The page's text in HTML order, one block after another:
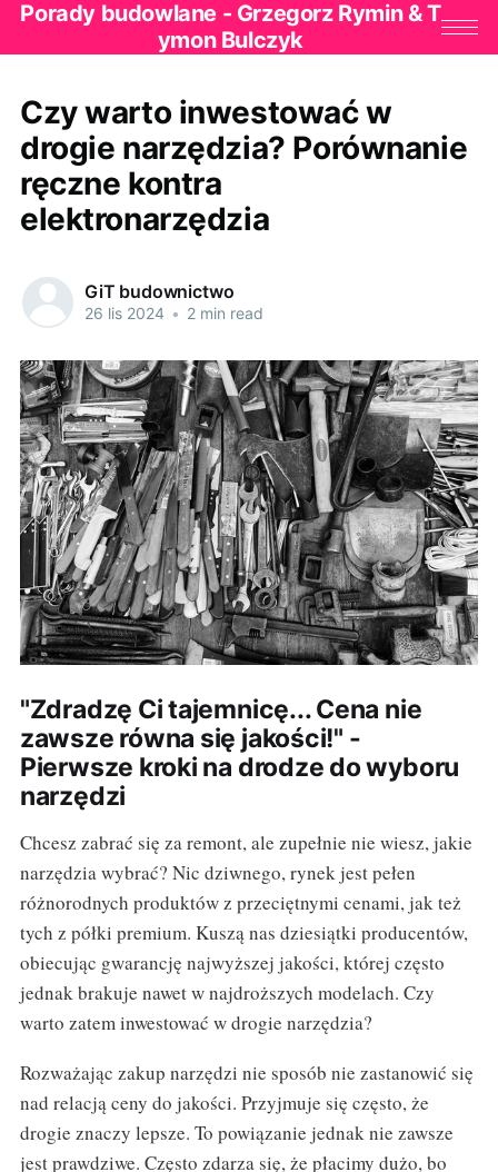
Porady budowlane - Grzegorz Rymin & T
ymon Bulczyk
Czy warto inwestować w
drogie narzędzia? Porównanie
ręczne kontra
elektronarzędzia
GiT budownictwo
26 lis 2024 • 2 min read
"Zdradzę Ci tajemnicę... Cena nie
zawsze równa się jakości!" -
Pierwsze kroki na drodze do wyboru
narzędzi
Chcesz zabrać się za remont, ale zupełnie nie wiesz, jakie
narzędzia wybrać? Nic dziwnego, rynek jest pełen
różnorodnych produktów z przeciętnymi cenami, jak też
tych z półki premium. Kuszą nas dziesiątki producentów,
obiecując gwarancję najwyższej jakości, której często
jednak brakuje nawet w najdroższych modelach. Czy
warto zatem inwestować w drogie narzędzia?
Rozważając zakup narzędzi nie sposób nie zastanowić się
nad relacją ceny do jakości. Przyjmuje się często, że
drogie znaczy lepsze. To powiązanie jednak nie zawsze
jest prawdziwe. Często zdarza się, że płacimy dużo, bo